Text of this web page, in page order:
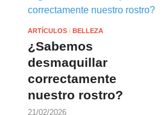
ARTÍCULOS / BELLEZA
¿Sabemos
desmaquillar
correctamente
nuestro rostro?
21/02/2026